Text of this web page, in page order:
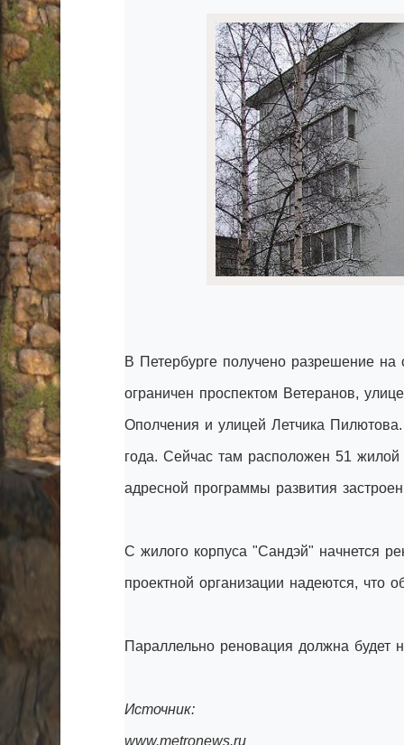
В Петербурге получено разрешение на
ограничен проспектом Ветеранов,
Ополчения и улицей Летчика
года. Сейчас там расположен 51
адресной программы развития
С жилого корпуса "Сандэй" начнется
проектной организации надеются, что
Параллельно реновация должна будет
Источник:
www.metronews.ru